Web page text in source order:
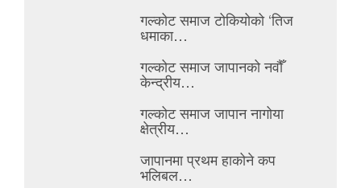
गल्कोट समाज टोकियोको ‘तिज
धमाका…
गल्कोट समाज जापानको नवौँ
केन्द्रीय…
गल्कोट समाज जापान नागोया
क्षेत्रीय…
जापानमा प्रथम हाकोने कप
भलिबल…